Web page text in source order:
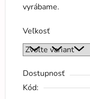
vyrábame.
Veľkosť
Dostupnosť
Kód: